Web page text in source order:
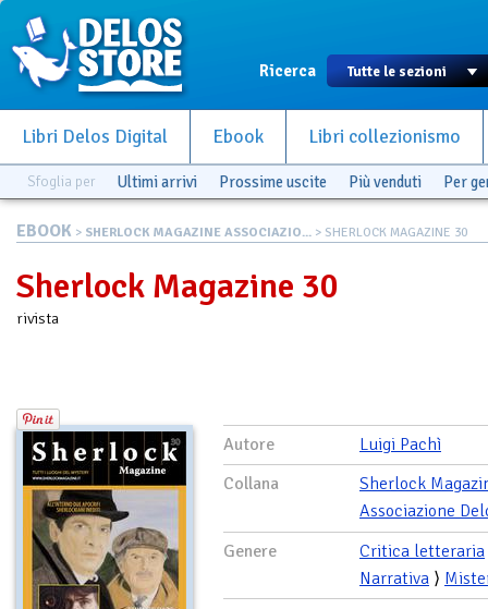
Ricerca
Libri Delos Digital Ebook Libri collezionismo
Sfoglia per Ultimi arrivi Prossime uscite Più venduti Per
EBOOK > SHERLOCK MAGAZINE ASSOCIAZIO... > SHERLOCK MAGAZINE 30
Sherlock Magazine 30
rivista
Autore
Luigi Pachì
Collana
Sherlock
Associazione
Genere
Critica letteraria
Narrativa ⟩